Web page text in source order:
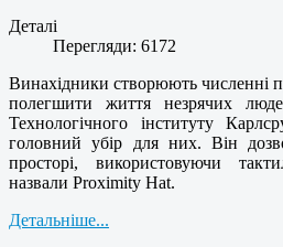
Деталі
Перегляди: 6172
Винахідники створюють численні
полегшити життя незрячих
Технологічного інституту
головний убір для них. Він
просторі, використовуючи
назвали Proximity Hat.
Детальніше...